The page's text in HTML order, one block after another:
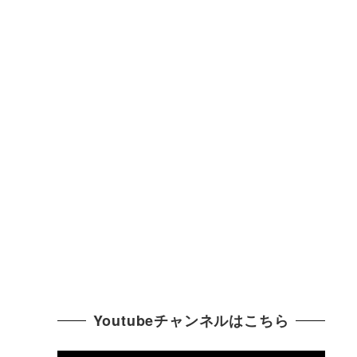
Youtubeチャンネルはこちら